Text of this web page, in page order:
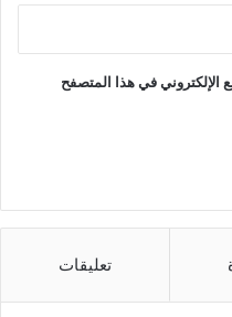
الإلكتروني في هذا المتصفح
تعليقات